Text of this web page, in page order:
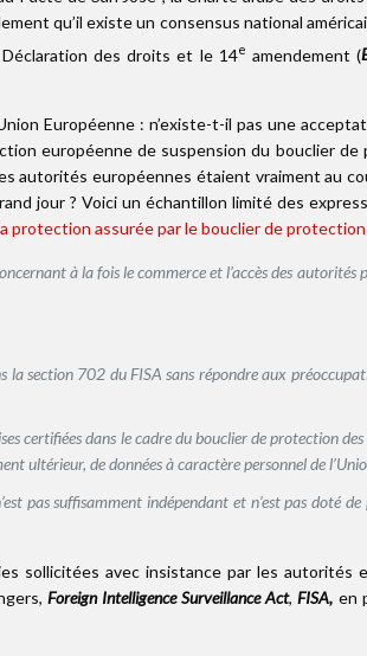
qu’il existe un consensus national
des droits et le 14e amendement (
Européenne : n’existe-t-il pas une
européenne de suspension du bouclier
autorités européennes étaient vraiment au
jour ? Voici un échantillon limité des
protection assurée par le bouclier de
à la fois le commerce et l’accès des autorités
section 702 du FISA sans répondre aux
dans le cadre du bouclier de protection des
ultérieur, de données à caractère personnel de
pas suffisamment indépendant et n’est pas doté
sollicitées avec insistance par les autorités
Foreign Intelligence Surveillance Act,FISA, en